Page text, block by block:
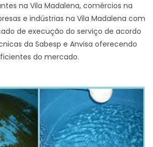
na Vila Madalena, comércios na
e indústrias na Vila Madalena com
de execução do serviço de acordo
da Sabesp e Anvisa oferecendo
do mercado.